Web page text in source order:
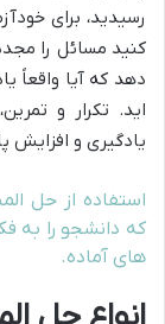
رسیدید، برای
کنید مسائل را
دهد که آیا واقعاً
اید. تکرار و
یادگیری و افزایش
استفاده از حل
که دانشجو را به
های آماده.